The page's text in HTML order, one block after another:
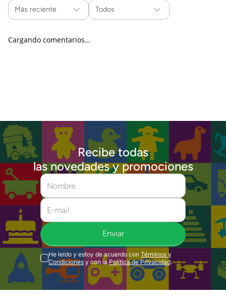
Más reciente Todos
Cargando comentarios…
Recibe todas
las novedades y promociones
Enviar
He leído y estoy de acuerdo con Términos y
Condiciones y con la Política de Privacidad.